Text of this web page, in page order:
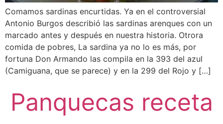
Comamos sardinas encurtidas. Ya en el controversial
Antonio Burgos describió las sardinas arenques con un
marcado antes y después en nuestra historia. Otrora
comida de pobres, La sardina ya no lo es más, por
fortuna Don Armando las compila en la 393 del azul
(Camiguana, que se parece) y en la 299 del Rojo y […]
Panquecas receta